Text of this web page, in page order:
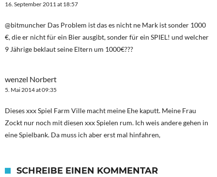
16. September 2011 at 18:57
@bitmuncher Das Problem ist das es nicht ne Mark ist sonder 1000
€, die er nicht für ein Bier ausgibt, sonder für ein SPIEL! und welcher
9 Jährige beklaut seine Eltern um 1000€???
wenzel Norbert
5. Mai 2014 at 09:35
Dieses xxx Spiel Farm Ville macht meine Ehe kaputt. Meine Frau
Zockt nur noch mit diesen xxx Spielen rum. Ich weis andere gehen in
eine Spielbank. Da muss ich aber erst mal hinfahren,
SCHREIBE EINEN KOMMENTAR